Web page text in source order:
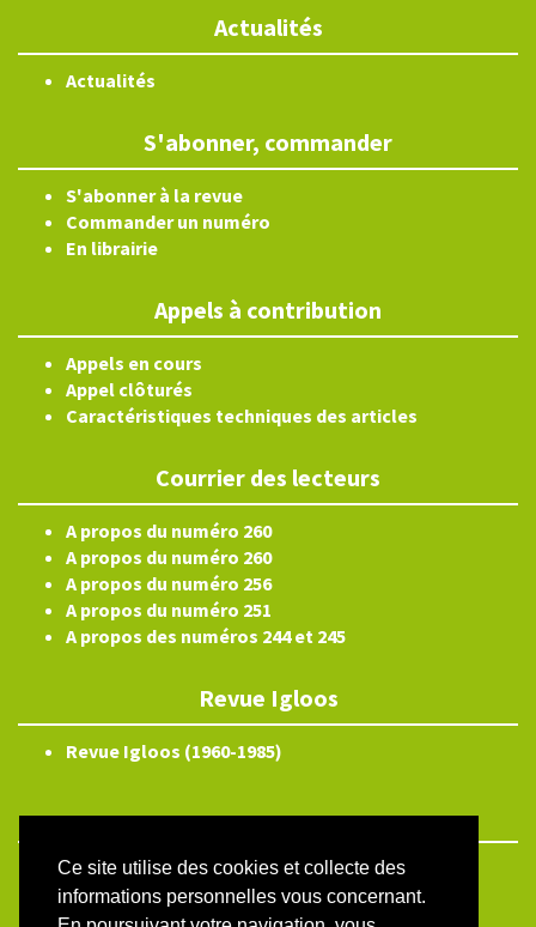
Ce site utilise des cookies et collecte des
informations personnelles vous concernant.
Actualités
Actualités
S'abonner, commander
S'abonner à la revue
Commander un numéro
En librairie
Appels à contribution
Appels en cours
Appel clôturés
Caractéristiques techniques des articles
Courrier des lecteurs
A propos du numéro 260
A propos du numéro 260
A propos du numéro 256
A propos du numéro 251
A propos des numéros 244 et 245
Revue Igloos
Revue Igloos (1960-1985)
ISSN électronique 2804-3359
Plan du site